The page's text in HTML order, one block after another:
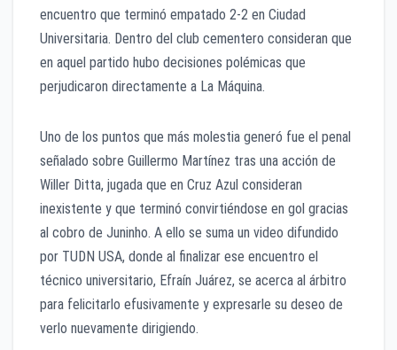
encuentro que terminó empatado 2-2 en Ciudad
Universitaria. Dentro del club cementero consideran que
en aquel partido hubo decisiones polémicas que
perjudicaron directamente a La Máquina.
Uno de los puntos que más molestia generó fue el penal
señalado sobre Guillermo Martínez tras una acción de
Willer Ditta, jugada que en Cruz Azul consideran
inexistente y que terminó convirtiéndose en gol gracias
al cobro de Juninho. A ello se suma un video difundido
por TUDN USA, donde al finalizar ese encuentro el
técnico universitario, Efraín Juárez, se acerca al árbitro
para felicitarlo efusivamente y expresarle su deseo de
verlo nuevamente dirigiendo.